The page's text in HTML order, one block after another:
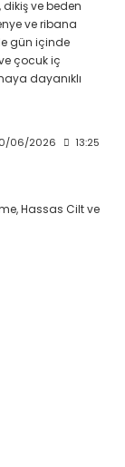
dikiş ve beden
ve ribana
gün içinde
çocuk iç
dayanıklı
06/2026 13:25